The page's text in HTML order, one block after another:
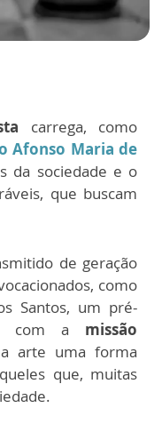
carrega, como
Afonso Maria de
da sociedade e o
que buscam
de geração
como
Santos, um pré-
com a missão
arte uma forma
que, muitas